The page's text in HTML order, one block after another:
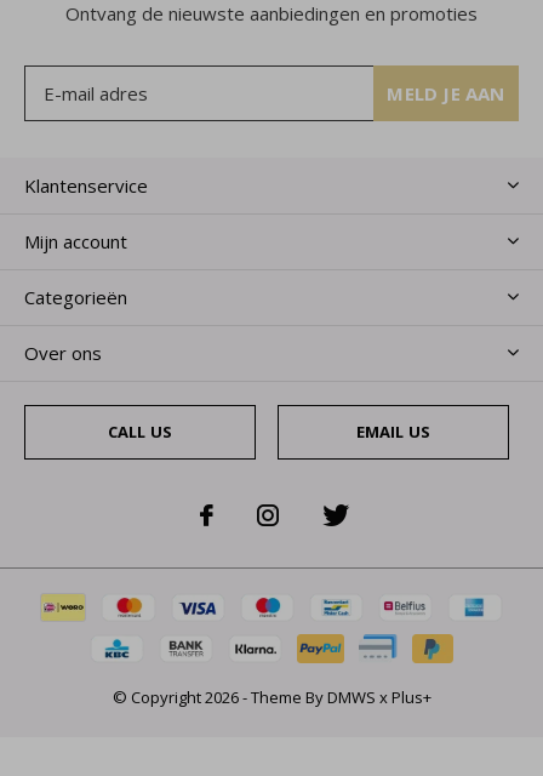
Ontvang de nieuwste aanbiedingen en promoties
MELD JE AAN
Klantenservice
Mijn account
Categorieën
Over ons
CALL US EMAIL US
© Copyright2026- Theme ByDMWS xPlus+